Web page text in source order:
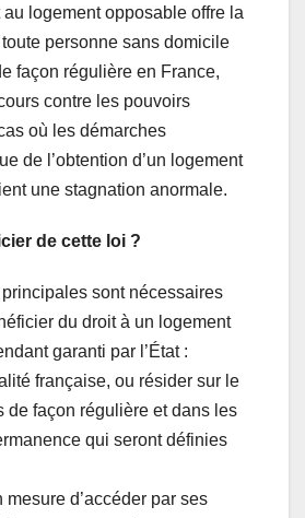
au logement opposable offre la
personne sans domicile
façon régulière en France,
contre les pouvoirs
où les démarches
de l’obtention d’un logement
une stagnation anormale.
de cette loi ?
sont nécessaires
du droit à un logement
garanti par l’État :
française, ou résider sur le
de façon régulière et dans les
qui seront définies
mesure d’accéder par ses